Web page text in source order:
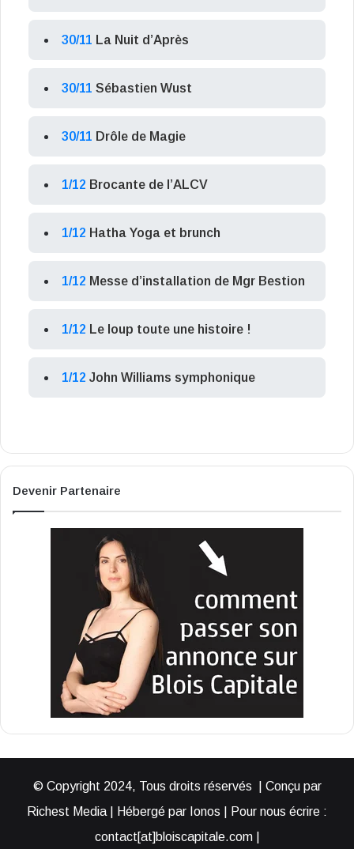
30/11 La Nuit d’Après
30/11 Sébastien Wust
30/11 Drôle de Magie
1/12 Brocante de l’ALCV
1/12 Hatha Yoga et brunch
1/12 Messe d’installation de Mgr Bestion
1/12 Le loup toute une histoire !
1/12 John Williams symphonique
Devenir Partenaire
© Copyright 2024, Tous droits réservés | Conçu par
Richest Media | Hébergé par Ionos | Pour nous écrire :
contact[at]bloiscapitale.com |